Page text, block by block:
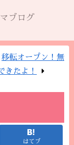
ブログ
移転オープン！無
きたよ！
はてブ